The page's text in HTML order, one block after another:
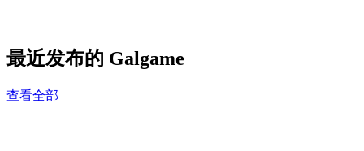
最近发布的 Galgame
查看全部